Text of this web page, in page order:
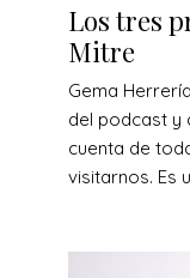
Los tres
Mitre
Gema
del podcast y
cuenta de
visitarnos. Es